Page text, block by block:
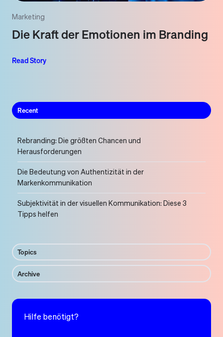
Marketing
Die Kraft der Emotionen im Branding
Read Story
Recent
Rebranding: Die größten Chancen und
Herausforderungen
Die Bedeutung von Authentizität in der
Markenkommunikation
Subjektivität in der visuellen Kommunikation: Diese 3
Tipps helfen
Topics
Archive
Hilfe benötigt?